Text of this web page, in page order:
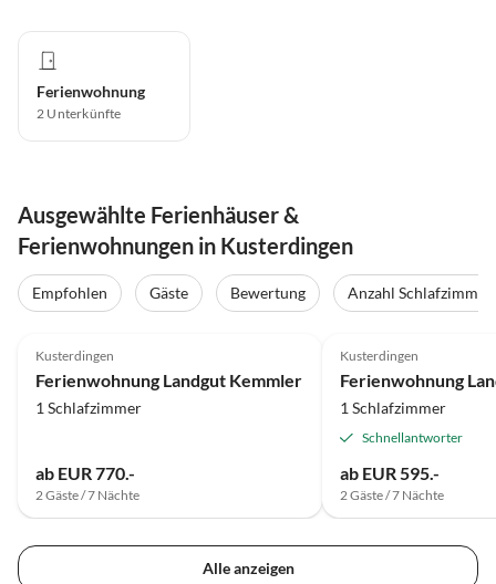
Ferienwohnung
2 Unterkünfte
Ausgewählte Ferienhäuser &
Ferienwohnungen in Kusterdingen
Empfohlen Gäste Bewertung
Anzahl Schlafzimmer
Kusterdingen
Ferienwohnung Landgut Kemmler
1 Schlafzimmer
ab EUR 770.-
2 Gäste / 7 Nächte
Kusterdingen
1 Schlafzimmer
Schnellantworter
ab EUR 595.-
2 Gäste / 7 Nächte
Alle anzeigen